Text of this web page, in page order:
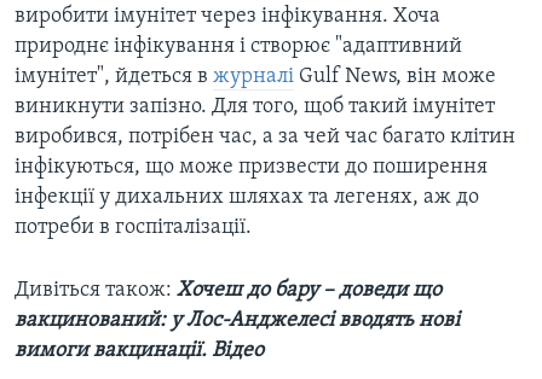
виробити імунітет через інфікування. Хоча
природнє інфікування і створює "адаптивний
імунітет", йдеться в журналі Gulf News, він може
виникнути запізно. Для того, щоб такий імунітет
виробився, потрібен час, а за чей час багато клітин
інфікуються, що може призвести до поширення
інфекції у дихальних шляхах та легенях, аж до
потреби в госпіталізації.
Дивіться також: Хочеш до бару – доведи що
вакцинований: у Лос-Анджелесі вводять нові
вимоги вакцинації. Відео